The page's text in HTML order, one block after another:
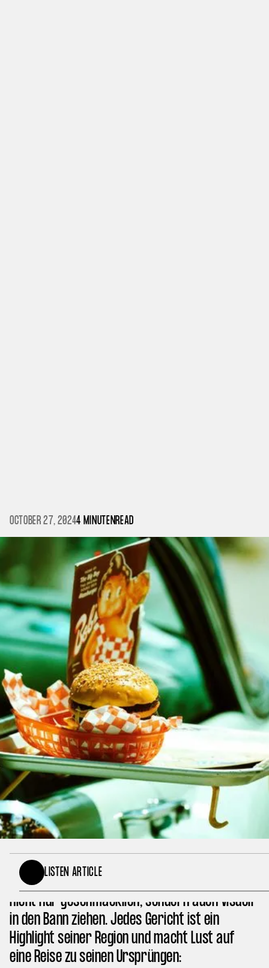
OCTOBER 27, 20244 MINUTENREAD
LISTEN ARTICLE
Hier sind die 10 leckersten kulinarischen
Köstlichkeiten aus der ganzen Welt, die dich
nicht nur geschmacklich, sondern auch visuell
in den Bann ziehen. Jedes Gericht ist ein
Highlight seiner Region und macht Lust auf
eine Reise zu seinen Ursprüngen: